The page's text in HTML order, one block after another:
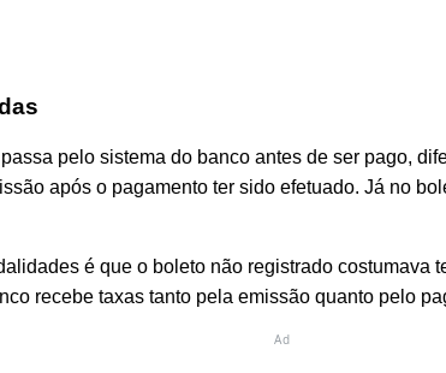
pelo sistema do banco antes de ser pago,
após o pagamento ter sido efetuado. Já no
é que o boleto não registrado costumava
recebe taxas tanto pela emissão quanto pelo
Ad